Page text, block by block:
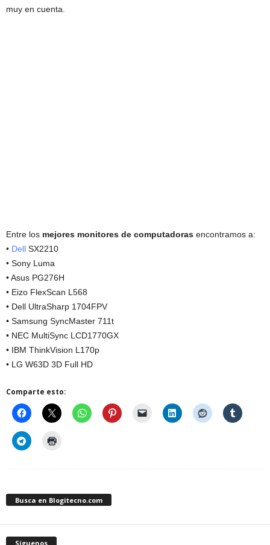
muy en cuenta.
Entre los mejores monitores de computadoras encontramos a:
• Dell SX2210
• Sony Luma
• Asus PG276H
• Eizo FlexScan L568
• Dell UltraSharp 1704FPV
• Samsung SyncMaster 711t
• NEC MultiSync LCD1770GX
• IBM ThinkVision L170p
• LG W63D 3D Full HD
Comparte esto:
Busca en Blogitecno.com
Síguenos